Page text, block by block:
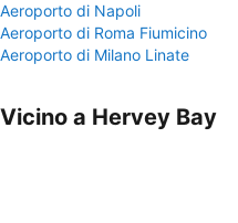
Aeroporto di Napoli
Aeroporto di Roma Fiumicino
Aeroporto di Milano Linate
Vicino a Hervey Bay